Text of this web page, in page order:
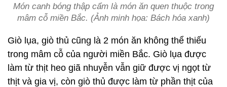
Món canh bóng thập cẩm là món ăn quen thuộc trong
mâm cỗ miền Bắc. (Ảnh minh họa: Bách hóa xanh)
Giò lụa, giò thủ cũng là 2 món ăn không thể thiếu
trong mâm cỗ của người miền Bắc. Giò lụa được
làm từ thịt heo giã nhuyễn vẫn giữ được vị ngọt từ
thịt và gia vị, còn giò thủ được làm từ phần thịt của